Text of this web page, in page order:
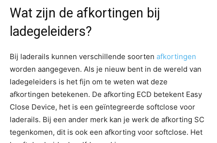
Wat zijn de afkortingen bij
ladegeleiders?
Bij laderails kunnen verschillende soorten afkortingen
worden aangegeven. Als je nieuw bent in de wereld van
ladegeleiders is het fijn om te weten wat deze
afkortingen betekenen. De afkorting ECD betekent Easy
Close Device, het is een geïntegreerde softclose voor
laderails. Bij een ander merk kan je werk de afkorting SC
tegenkomen, dit is ook een afkorting voor softclose. Het